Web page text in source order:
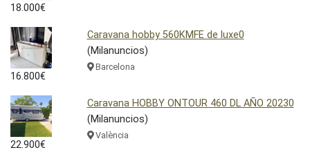
18.000€
16.800€
Caravana hobby 560KMFE de luxe0
(Milanuncios)
Barcelona
22.900€
Caravana HOBBY ONTOUR 460 DL AÑO 20230
(Milanuncios)
València